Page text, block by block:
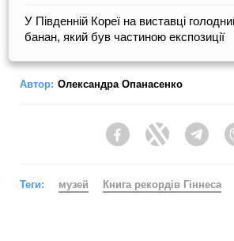
У Південній Кореї на виставці
банан, який був частиною експозиції
Автор: Олександра Опанасенко
FacebookTwitter
Теги: музей Книга рекордів Гіннеса